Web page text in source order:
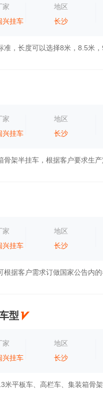
家
兴挂车
地区
长沙
家
兴挂车
地区
长沙
家
兴挂车
地区
长沙
型
家
兴挂车
地区
长沙
米平板车、高栏车、集装箱骨架